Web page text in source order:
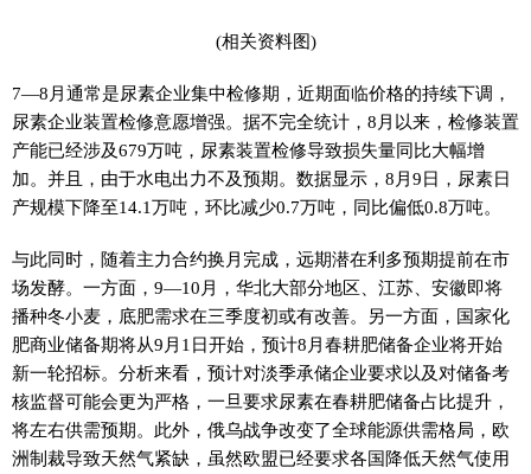
(相关资料图)
7—8月通常是尿素企业集中检修期，近期面临价格的持续下调，
尿素企业装置检修意愿增强。据不完全统计，8月以来，检修装置
产能已经涉及679万吨，尿素装置检修导致损失量同比大幅增
加。并且，由于水电出力不及预期。数据显示，8月9日，尿素日
产规模下降至14.1万吨，环比减少0.7万吨，同比偏低0.8万吨。
与此同时，随着主力合约换月完成，远期潜在利多预期提前在市
场发酵。一方面，9—10月，华北大部分地区、江苏、安徽即将
播种冬小麦，底肥需求在三季度初或有改善。另一方面，国家化
肥商业储备期将从9月1日开始，预计8月春耕肥储备企业将开始
新一轮招标。分析来看，预计对淡季承储企业要求以及对储备考
核监督可能会更为严格，一旦要求尿素在春耕肥储备占比提升，
将左右供需预期。此外，俄乌战争改变了全球能源供需格局，欧
洲制裁导致天然气紧缺，虽然欧盟已经要求各国降低天然气使用